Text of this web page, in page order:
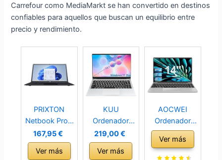
Carrefour como MediaMarkt se han convertido en destinos
confiables para aquellos que buscan un equilibrio entre
precio y rendimiento.
PRIXTON
Netbook Pro -
Ordenador
portatil
Pantalla 14,1´´,
167,95 €
Ver más
KUU
Ordenador
Portatil X3
Windows 11
Pro PC Portatil
219,00 €
Ver más
AOCWEI
Ordenador
Portátil Win 11
con 5G WiFi,
Ordenadores
Ver más